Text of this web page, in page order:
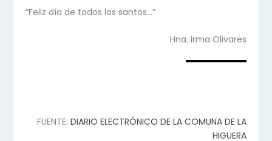
“Feliz día de todos los santos…”
Hna. Irma Olivares
FUENTE: DIARIO ELECTRÓNICO DE LA COMUNA DE LA
HIGUERA